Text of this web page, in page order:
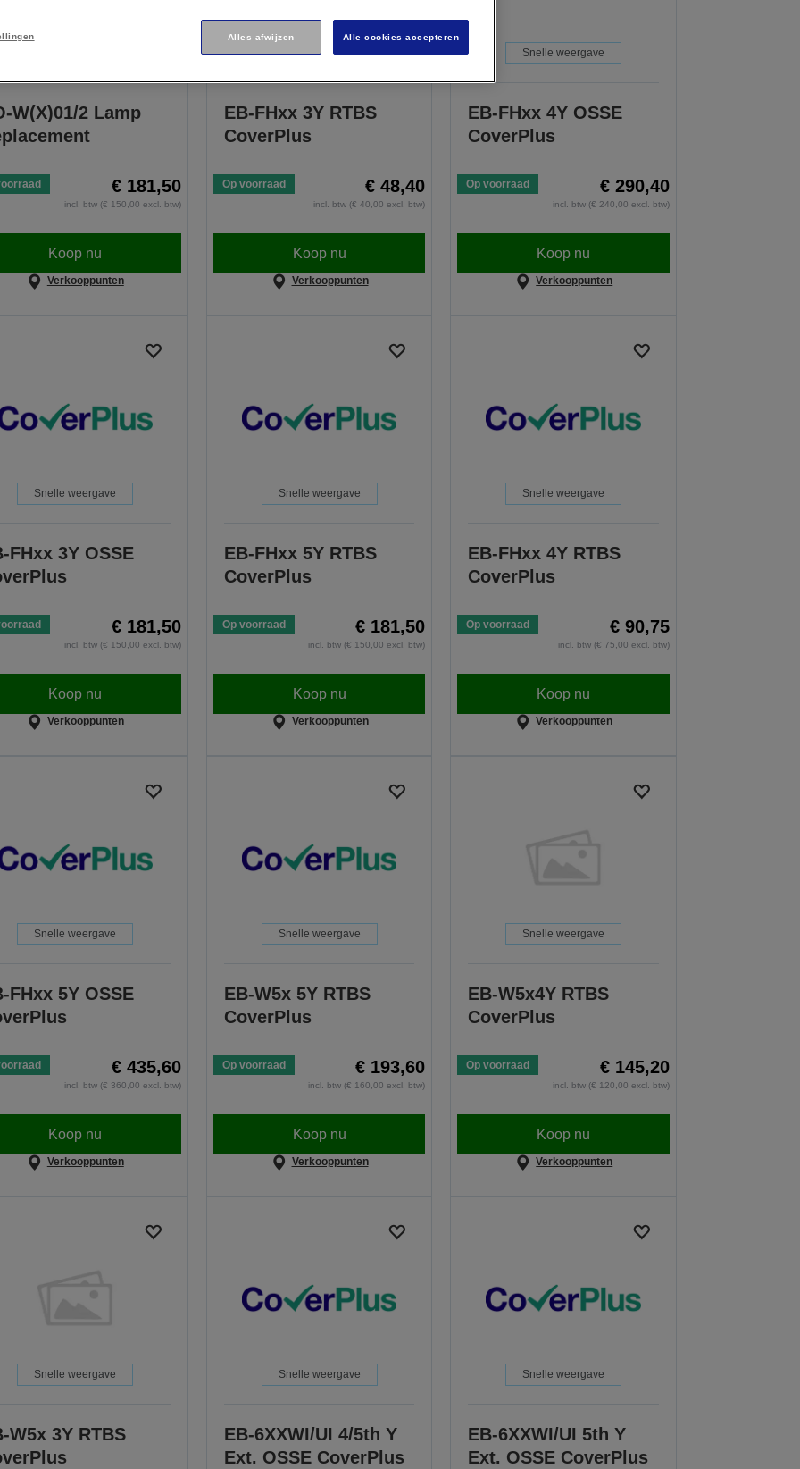
W(X)01/2 Lamp
€ 181,50
incl. btw (€ 150,00 excl. btw)
Koop nu
Verkooppunten
Snelle weergave
EB-FHxx 3Y RTBS
CoverPlus
Op voorraad € 48,40
incl. btw (€ 40,00 excl. btw)
Koop nu
Verkooppunten
Snelle weergave
EB-FHxx 4Y OSSE
CoverPlus
Op voorraad € 290,40
incl. btw (€ 240,00 excl. btw)
Koop nu
Verkooppunten
Snelle weergave
FHxx 3Y OSSE
€ 181,50
incl. btw (€ 150,00 excl. btw)
Koop nu
Verkooppunten
Snelle weergave
EB-FHxx 5Y RTBS
CoverPlus
Op voorraad € 181,50
incl. btw (€ 150,00 excl. btw)
Koop nu
Verkooppunten
Snelle weergave
EB-FHxx 4Y RTBS
CoverPlus
Op voorraad € 90,75
incl. btw (€ 75,00 excl. btw)
Koop nu
Verkooppunten
Snelle weergave
FHxx 5Y OSSE
€ 435,60
incl. btw (€ 360,00 excl. btw)
Koop nu
Verkooppunten
Snelle weergave
EB-W5x 5Y RTBS
CoverPlus
Op voorraad € 193,60
incl. btw (€ 160,00 excl. btw)
Koop nu
Verkooppunten
Snelle weergave
EB-W5x4Y RTBS
CoverPlus
Op voorraad € 145,20
incl. btw (€ 120,00 excl. btw)
Koop nu
Verkooppunten
Snelle weergave
W5x 3Y RTBS
Snelle weergave
EB-6XXWI/UI 4/5th Y
Ext. OSSE CoverPlus
Snelle weergave
EB-6XXWI/UI 5th Y
Ext. OSSE CoverPlus
Alles afwijzen Alle cookies accepteren